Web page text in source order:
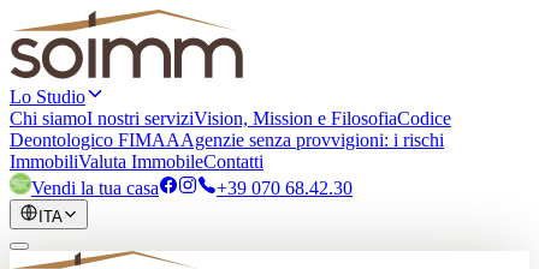
Lo Studio
Chi siamoI nostri serviziVision, Mission e FilosofiaCodice
Deontologico FIMAAAgenzie senza provvigioni: i rischi
ImmobiliValuta ImmobileContatti
Vendi la tua casa
+39 070 68.42.30
ITA